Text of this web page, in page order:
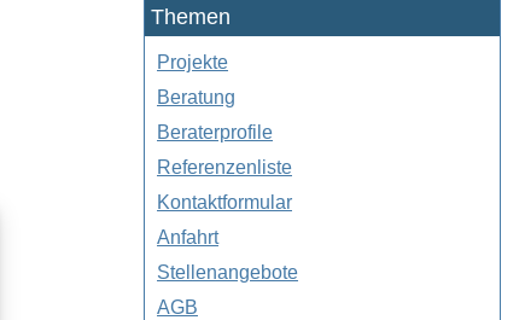
Themen
Projekte
Beratung
Beraterprofile
Referenzenliste
Kontaktformular
Anfahrt
Stellenangebote
AGB